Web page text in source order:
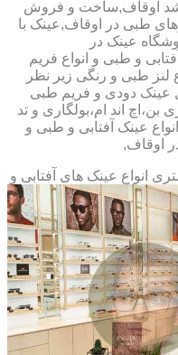
باشد اوقاف,ساخت و فروش
طبی در اوقاف,عینک با
عینک در
و طبی و انواع فریم
لنز طبی و رنگی زیر نظر
عینک دودی و فریم طبی
بن،اچ اند ام،بولگاری و تد
عینک آفتابی و طبی و
اوقاف,
انواع عینک های آفتابی و